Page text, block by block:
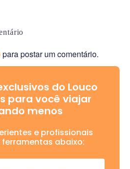
para postar um comentário.
do Louco
para você viajar
menos
e profissionais
abaixo: